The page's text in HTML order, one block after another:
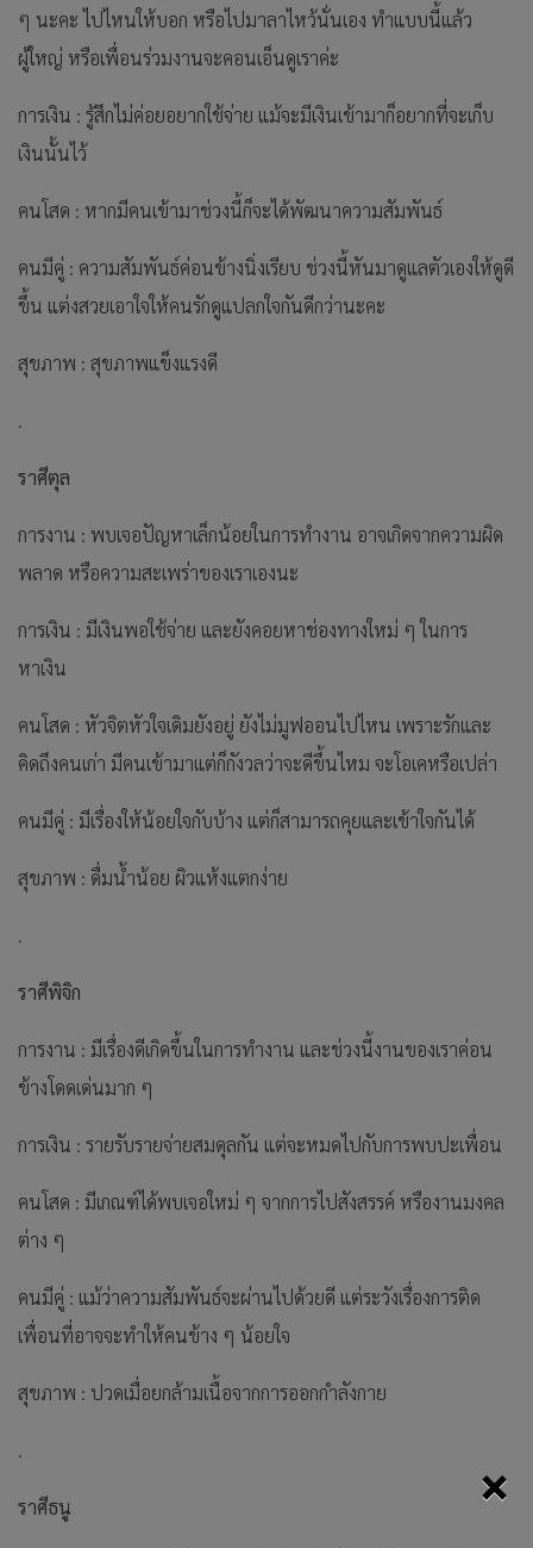
×
ๆ นะคะ ไปไหนให้บอก หรือไปมาลาไหว้นั่นเอง ทำแบบนี้แล้ว
ผู้ใหญ่ หรือเพื่อนร่วมงานจะคอนเอ็นดูเราค่ะ
การเงิน : รู้สึกไม่ค่อยอยากใช้จ่าย แม้จะมีเงินเข้ามาก็อยากที่จะเก็บ
เงินนั้นไว้
คนโสด : หากมีคนเข้ามาช่วงนี้ก็จะได้พัฒนาความสัมพันธ์
คนมีคู่ : ความสัมพันธ์ค่อนข้างนิ่งเรียบ ช่วงนี้หันมาดูแลตัวเองให้ดูดี
ขึ้น แต่งสวยเอาใจให้คนรักดูแปลกใจกันดีกว่านะคะ
สุขภาพ : สุขภาพแข็งแรงดี
.
ราศีตุล
การงาน : พบเจอปัญหาเล็กน้อยในการทำงาน อาจเกิดจากความผิด
พลาด หรือความสะเพร่าของเราเองนะ
การเงิน : มีเงินพอใช้จ่าย และยังคอยหาช่องทางใหม่ ๆ ในการ
หาเงิน
คนโสด : หัวจิตหัวใจเดิมยังอยู่ ยังไม่มูฟออนไปไหน เพราะรักและ
คิดถึงคนเก่า มีคนเข้ามาแต่ก็กังวลว่าจะดีขึ้นไหม จะโอเคหรือเปล่า
คนมีคู่ : มีเรื่องให้น้อยใจกับบ้าง แต่ก็สามารถคุยและเข้าใจกันได้
สุขภาพ : ดื่มน้ำน้อย ผิวแห้งแตกง่าย
.
ราศีพิจิก
การงาน : มีเรื่องดีเกิดขึ้นในการทำงาน และช่วงนี้งานของเราค่อน
ข้างโดดเด่นมาก ๆ
การเงิน : รายรับรายจ่ายสมดุลกัน แต่จะหมดไปกับการพบปะเพื่อน
คนโสด : มีเกณฑ์ได้พบเจอใหม่ ๆ จากการไปสังสรรค์ หรืองานมงคล
ต่าง ๆ
คนมีคู่ : แม้ว่าความสัมพันธ์จะผ่านไปด้วยดี แต่ระวังเรื่องการติด
เพื่อนที่อาจจะทำให้คนข้าง ๆ น้อยใจ
สุขภาพ : ปวดเมื่อยกล้ามเนื้อจากการออกกำลังกาย
.
ราศีธนู